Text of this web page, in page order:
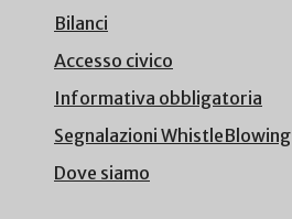
Bilanci
Accesso civico
Informativa obbligatoria
Segnalazioni WhistleBlowing
Dove siamo